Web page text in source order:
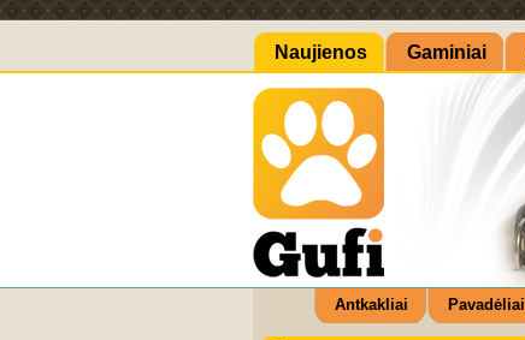
Naujienos Gaminiai
Antkakliai Pavadėliai